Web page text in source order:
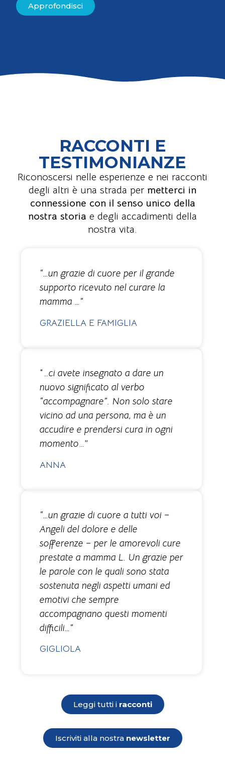
Approfondisci
RACCONTI E
TESTIMONIANZE
Riconoscersi nelle esperienze e nei racconti
degli altri è una strada per metterci in
connessione con il senso unico della
nostra storia e degli accadimenti della
nostra vita.
“…un grazie di cuore per il grande
supporto ricevuto nel curare la
mamma …”
GRAZIELLA E FAMIGLIA
“…ci avete insegnato a dare un
nuovo significato al verbo
“accompagnare”. Non solo stare
vicino ad una persona, ma è un
accudire e prendersi cura in ogni
momento…”
ANNA
“…un grazie di cuore a tutti voi –
Angeli del dolore e delle
sofferenze – per le amorevoli cure
prestate a mamma L. Un grazie per
le parole con le quali sono stata
sostenuta negli aspetti umani ed
emotivi che sempre
accompagnano questi momenti
difficili…”
GIGLIOLA
Leggi tutti i racconti
Iscriviti alla nostra newsletter